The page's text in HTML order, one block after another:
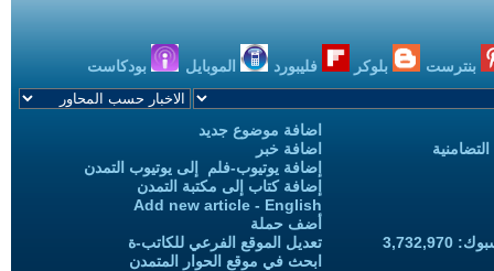
بنترست بلوكر فليبورد الموبايل بودكاست
اضافة موضوع جديد
اضافة خبر
إضافة يوتيوب-فلم إلى يوتيوب التمدن
إضافة كتاب إلى مكتبة التمدن
Add new article - English
أضف حملة
تعديل الموقع الفرعي للكاتب-ة
ابحث في موقع الحوار المتمدن